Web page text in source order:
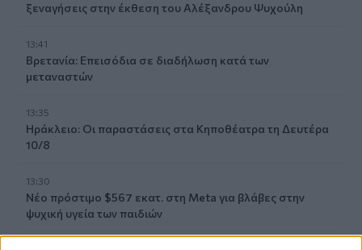
ξεναγήσεις στην έκθεση του Αλέξανδρου Ψυχούλη
13:41
Βρετανία: Επεισόδια σε διαδήλωση κατά των
μεταναστών
13:35
Ηράκλειο: Οι παραστάσεις στα Κηποθέατρα τη Δευτέρα
10/8
13:30
Νέο πρόστιμο $567 εκατ. στη Meta για βλάβες στην
ψυχική υγεία των παιδιών